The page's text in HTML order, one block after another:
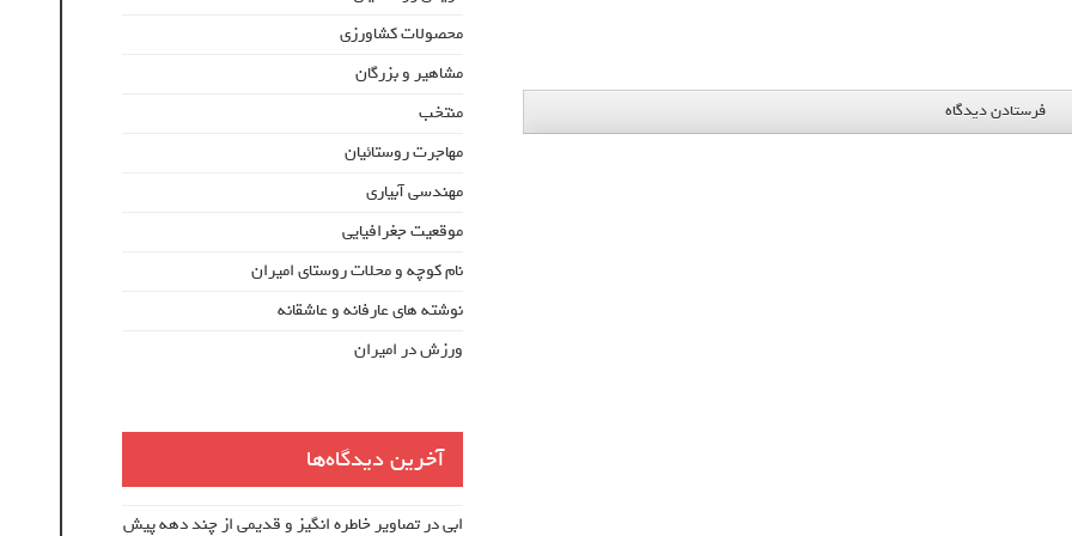
محصولات کشاورزی
مشاهیر و بزرگان
منتخب
مهاجرت روستائیان
مهندسی آبیاری
موقعیت جغرافیایی
نام کوچه و محلات روستای امیران
نوشته های عارفانه و عاشقانه
ورزش در امیران
آخرین دیدگاه‌ها
ابیدرتصاویر خاطره انگیز و قدیمی از چند دهه پیش